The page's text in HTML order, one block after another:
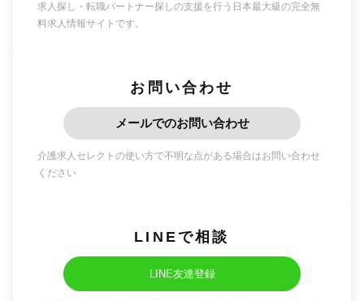
求人探し・転職パートナー探しの支援を行う日本最大級の完全無
料求人情報サイトです。
お問い合わせ
メールでのお問い合わせ
介護求人セレクトの使い方で不明な点がある場合はお問い合わせ
ください
LINEで相談
LINE友達登録